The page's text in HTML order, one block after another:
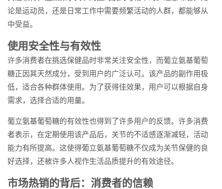
论是运动员，还是日常工作中需要频繁活动的人群，都能够从
中受益。
使用安全性与有效性
许多消费者在挑选保健品时非常关注安全性，而葡立氨基葡萄
糖正因其天然成分，受到用户的广泛认可。该产品的副作用极
低，适合各种群体使用。为了获得佳效果，用户可以根据自身
需求，选择合适的用量。
葡立氨基葡萄糖的有效性也得到了许多用户的反馈。许多消费
者表示，在定期使用该产品后，关节的不适感逐渐减轻，活动
能力有所提高。这使得葡立氨基葡萄糖不仅成为关节保健的良
好选择，还被许多人视作生活品质提升的有效途径。
市场热销的背后：消费者的信赖